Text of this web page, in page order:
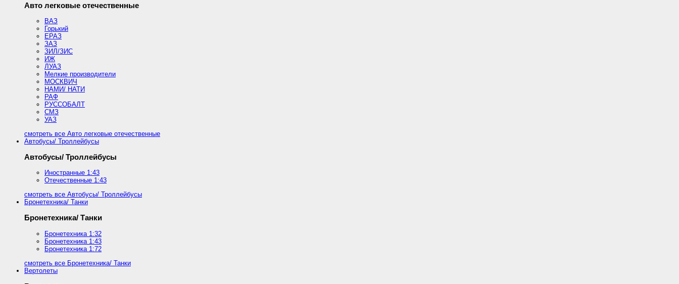
Авто легковые отечественные
ВАЗ
Горький
ЕРАЗ
ЗАЗ
ЗИЛ/ЗИС
ИЖ
ЛУАЗ
Мелкие производители
МОСКВИЧ
НАМИ/ НАТИ
РАФ
РУССОБАЛТ
СМЗ
УАЗ
смотреть все Авто легковые отечественные
Автобусы/ Троллейбусы
Автобусы/ Троллейбусы
Иностранные 1:43
Отечественные 1:43
смотреть все Автобусы/ Троллейбусы
Бронетехника/ Танки
Бронетехника/ Танки
Бронетехника 1:32
Бронетехника 1:43
Бронетехника 1:72
смотреть все Бронетехника/ Танки
Вертолеты